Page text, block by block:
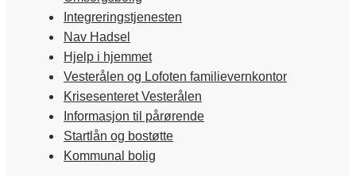
Integreringstjenesten
Nav Hadsel
Hjelp i hjemmet
Vesterålen og Lofoten familievernkontor
Krisesenteret Vesterålen
Informasjon til pårørende
Startlån og bostøtte
Kommunal bolig